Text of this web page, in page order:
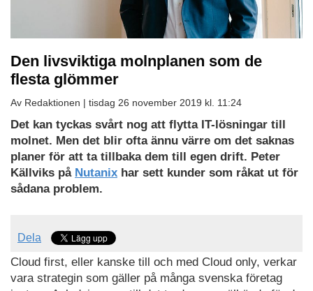
Den livsviktiga molnplanen som de
flesta glömmer
Av Redaktionen | tisdag 26 november 2019 kl. 11:24
Det kan tyckas svårt nog att flytta IT-lösningar till
molnet. Men det blir ofta ännu värre om det saknas
planer för att ta tillbaka dem till egen drift. Peter
Källviks på Nutanix har sett kunder som råkat ut för
sådana problem.
Dela
Cloud first, eller kanske till och med Cloud only, verkar
vara strategin som gäller på många svenska företag